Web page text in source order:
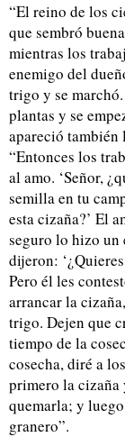
“El reino de los
que sembró
mientras los
enemigo del
trigo y se
plantas y se
apareció también
“Entonces los
al amo. ‘Señor,
semilla en tu
esta cizaña?’ El
seguro lo hizo un
dijeron:
Pero él les
arrancar la
trigo. Dejen que
tiempo de la
cosecha, diré a
primero la cizaña
quemarla; y
granero”.